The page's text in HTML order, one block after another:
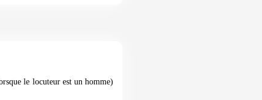
le locuteur est un homme)